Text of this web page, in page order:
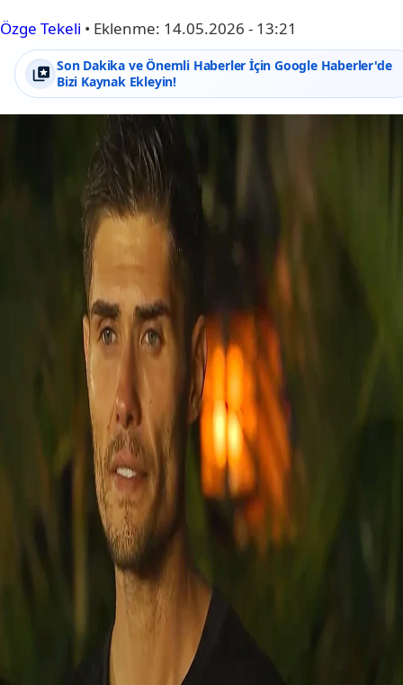
Özge Tekeli • Eklenme: 14.05.2026 - 13:21
Son Dakika ve Önemli Haberler İçin Google Haberler'de
Bizi Kaynak Ekleyin!